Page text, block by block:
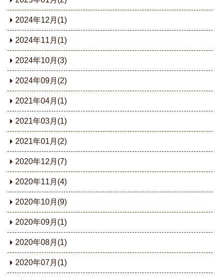
2024年12月(1)
2024年11月(1)
2024年10月(3)
2024年09月(2)
2021年04月(1)
2021年03月(1)
2021年01月(2)
2020年12月(7)
2020年11月(4)
2020年10月(9)
2020年09月(1)
2020年08月(1)
2020年07月(1)